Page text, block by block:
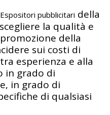
Espositori pubblicitari della
la qualità e
della
sui costi di
esperienza e alla
in grado di
in grado di
di qualsiasi